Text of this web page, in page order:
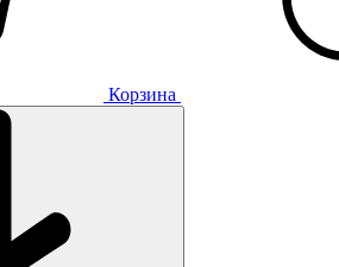
Корзина